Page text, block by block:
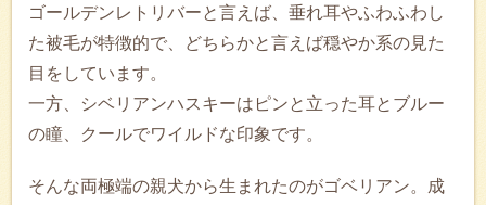
ゴールデンレトリバーと言えば、垂れ耳やふわふわし
た被毛が特徴的で、どちらかと言えば穏やか系の見た
目をしています。
一方、シベリアンハスキーはピンと立った耳とブルー
の瞳、クールでワイルドな印象です。
そんな両極端の親犬から生まれたのがゴベリアン。成